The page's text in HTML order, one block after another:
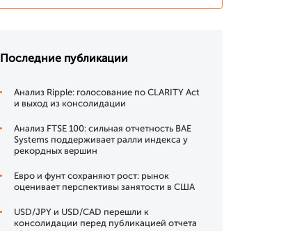
Последние публикации
Анализ Ripple: голосование по CLARITY Act
и выход из консолидации
Анализ FTSE 100: сильная отчетность BAE
Systems поддерживает ралли индекса у
рекордных вершин
Евро и фунт сохраняют рост: рынок
оценивает перспективы занятости в США
USD/JPY и USD/CAD перешли к
консолидации перед публикацией отчета